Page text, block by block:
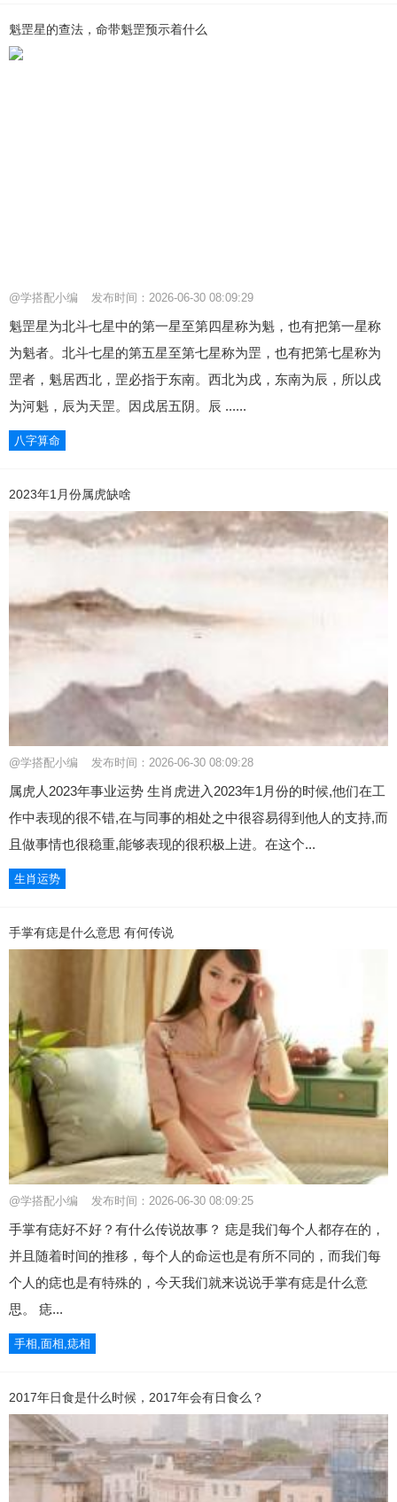
魁罡星的查法，命带魁罡预示着什么
@学搭配小编 发布时间：2026-06-30 08:09:29
魁罡星为北斗七星中的第一星至第四星称为魁，也有把第一星称
为魁者。北斗七星的第五星至第七星称为罡，也有把第七星称为
罡者，魁居西北，罡必指于东南。西北为戌，东南为辰，所以戌
为河魁，辰为天罡。因戌居五阴。辰 ......
八字算命
2023年1月份属虎缺啥
@学搭配小编 发布时间：2026-06-30 08:09:28
属虎人2023年事业运势 生肖虎进入2023年1月份的时候,他们在工
作中表现的很不错,在与同事的相处之中很容易得到他人的支持,而
且做事情也很稳重,能够表现的很积极上进。在这个...
生肖运势
手掌有痣是什么意思 有何传说
@学搭配小编 发布时间：2026-06-30 08:09:25
手掌有痣好不好？有什么传说故事？ 痣是我们每个人都存在的，
并且随着时间的推移，每个人的命运也是有所不同的，而我们每
个人的痣也是有特殊的，今天我们就来说说手掌有痣是什么意
思。 痣...
手相,面相,痣相
2017年日食是什么时候，2017年会有日食么？